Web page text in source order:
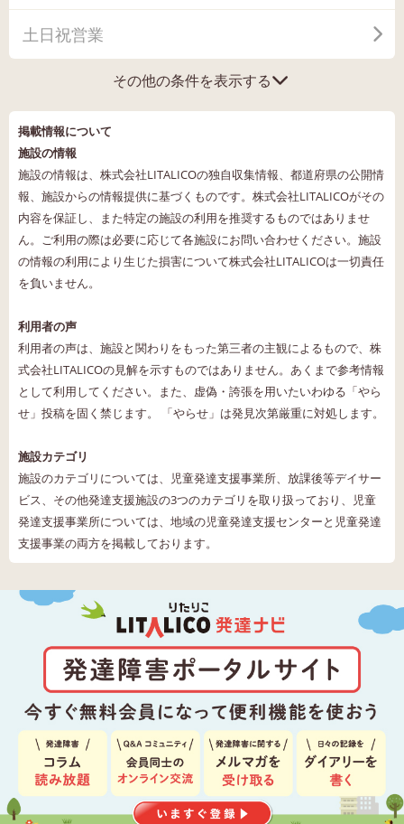
土日祝営業
その他の条件を表示する
掲載情報について
施設の情報
施設の情報は、株式会社LITALICOの独自収集情報、都道府県の公開情
報、施設からの情報提供に基づくものです。株式会社LITALICOがその
内容を保証し、また特定の施設の利用を推奨するものではありませ
ん。ご利用の際は必要に応じて各施設にお問い合わせください。施設
の情報の利用により生じた損害について株式会社LITALICOは一切責任
を負いません。
利用者の声
利用者の声は、施設と関わりをもった第三者の主観によるもので、株
式会社LITALICOの見解を示すものではありません。あくまで参考情報
として利用してください。また、虚偽・誇張を用いたいわゆる「やら
せ」投稿を固く禁じます。 「やらせ」は発見次第厳重に対処します。
施設カテゴリ
施設のカテゴリについては、児童発達支援事業所、放課後等デイサー
ビス、その他発達支援施設の3つのカテゴリを取り扱っており、児童
発達支援事業所については、地域の児童発達支援センターと児童発達
支援事業の両方を掲載しております。